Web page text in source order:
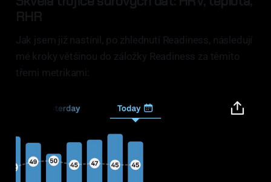
RHR
Jak jsem již nastínil, po zhlednutí Readiness, následují
mé kroky většinou do záložky Readiness za těmito
třemi metrikami: